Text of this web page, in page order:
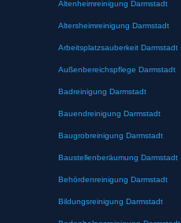
Altenheimreinigung Darmstadt
Altersheimreinigung Darmstadt
Arbeitsplatzsauberkeit Darmstadt
Außenbereichspflege Darmstadt
Badreinigung Darmstadt
Bauendreinigung Darmstadt
Baugrobreinigung Darmstadt
Baustellenberäumung Darmstadt
Behördenreinigung Darmstadt
Bildungsreinigung Darmstadt